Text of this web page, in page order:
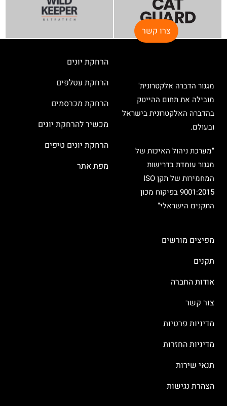
צרו קשר
מגנור הדברה אלקטרונית"
מובילה את תחום ההייטק
בהדברה האלקטרונית בישראל
ובעולם.
"מערכת ניהול האיכות של
מגנור עומדת בדרישות
המחמירות של תקן ISO
9001:2015 בפיקוח מכון
התקנים הישראלי"
הרחקת יונים
הרחקת עטלפים
הרחקת מכרסמים
מכשיר להרחקת יונים
הרחקת יונים טיפים
מפת אתר
מפיצים מורשים
תקנים
אודות החברה
צור קשר
מדיניות פרטיות
מדיניות החזרות
תנאי שירות
הצהרת נגישות